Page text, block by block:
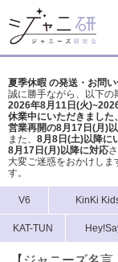
夏季休暇 の発送・お問
誠に勝手ながら、以下の
2026年8月11日(火
休業中にいただきました
営業再開の8月17日(月)
また、 8月8日(土)以降に
8月17日(月)以降に対応
大変ご迷惑をおかけしま
す。
V6 KinKi
KAT-TUN